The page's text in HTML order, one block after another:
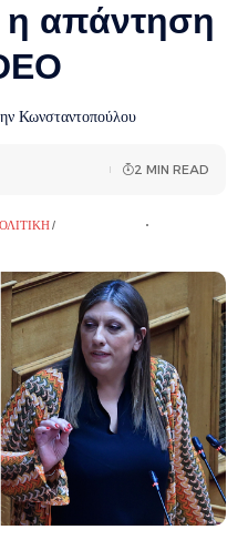
απάντηση
Κωνσταντοπούλου
ΡΟΉ ΕΙΔΉΣΕΩΝ
2 MIN READ